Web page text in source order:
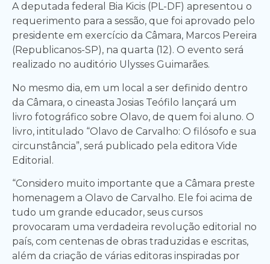
A deputada federal Bia Kicis (PL-DF) apresentou o
requerimento para a sessão, que foi aprovado pelo
presidente em exercício da Câmara, Marcos Pereira
(Republicanos-SP), na quarta (12). O evento será
realizado no auditório Ulysses Guimarães.
No mesmo dia, em um local a ser definido dentro
da Câmara, o cineasta Josias Teófilo lançará um
livro fotográfico sobre Olavo, de quem foi aluno. O
livro, intitulado “Olavo de Carvalho: O filósofo e sua
circunstância”, será publicado pela editora Vide
Editorial.
“Considero muito importante que a Câmara preste
homenagem a Olavo de Carvalho. Ele foi acima de
tudo um grande educador, seus cursos
provocaram uma verdadeira revolução editorial no
país, com centenas de obras traduzidas e escritas,
além da criação de várias editoras inspiradas por